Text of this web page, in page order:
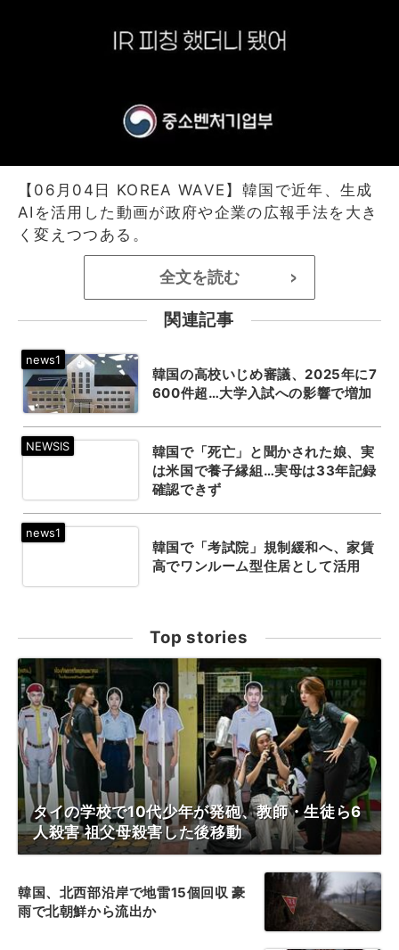
【06月04日 KOREA WAVE】韓国で近年、生成
AIを活用した動画が政府や企業の広報手法を大き
く変えつつある。
全文を読む >
関連記事
韓国の高校いじめ審議、2025年に7
600件超…大学入試への影響で増加
韓国で「死亡」と聞かされた娘、実
は米国で養子縁組…実母は33年記録
確認できず
韓国で「考試院」規制緩和へ、家賃
高でワンルーム型住居として活用
Top stories
タイの学校で10代少年が発砲、教師・生徒ら6
人殺害 祖父母殺害した後移動
韓国、北西部沿岸で地雷15個回収 豪
雨で北朝鮮から流出か